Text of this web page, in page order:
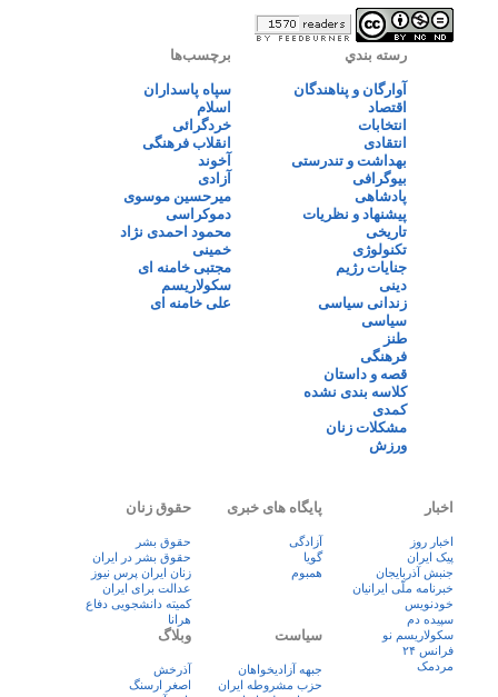
رسته بندي
آوارگان و پناهندگان
اقتصاد
انتخابات
انتقادی
بهداشت و تندرستی
بیوگرافی
پادشاهی
پیشنهاد و نظریات
تاریخی
تکنولوژی
جنایات رژیم
دینی
زندانی سیاسی
سیاسی
طنز
فرهنگی
قصه و داستان
کلاسه بندی نشده
کمدی
مشکلات زنان
ورزش
برچسب‌ها
سپاه پاسداران
اسلام
خردگرائی
انقلاب فرهنگی
آخوند
آزادی
میرحسین موسوی
دموکراسی
محمود احمدی نژاد
خمینی
مجتبی خامنه ای
سکولاریسم
علی خامنه ای
اخبار
اخبار روز
پيک ايران
جنبش آذربایجان
خبرنامه ملّی ایرانیان
خودنویس
سپیده دم
سکولاریسم نو
فرانس ۲۴
مردمک
پایگاه های خبری
آزادگی
گویا
همبوم
حقوق زنان
حقوق بشر
حقوق بشر در ایران
زنان ايران پرس نيوز
عدالت برای ایران
کمیته دانشجویی دفاع
هرانا
سیاست
جبهه آزادیخواهان
حزب مشروطه ایران
وبلاگ
آذرخش
اصغر ارسنگ